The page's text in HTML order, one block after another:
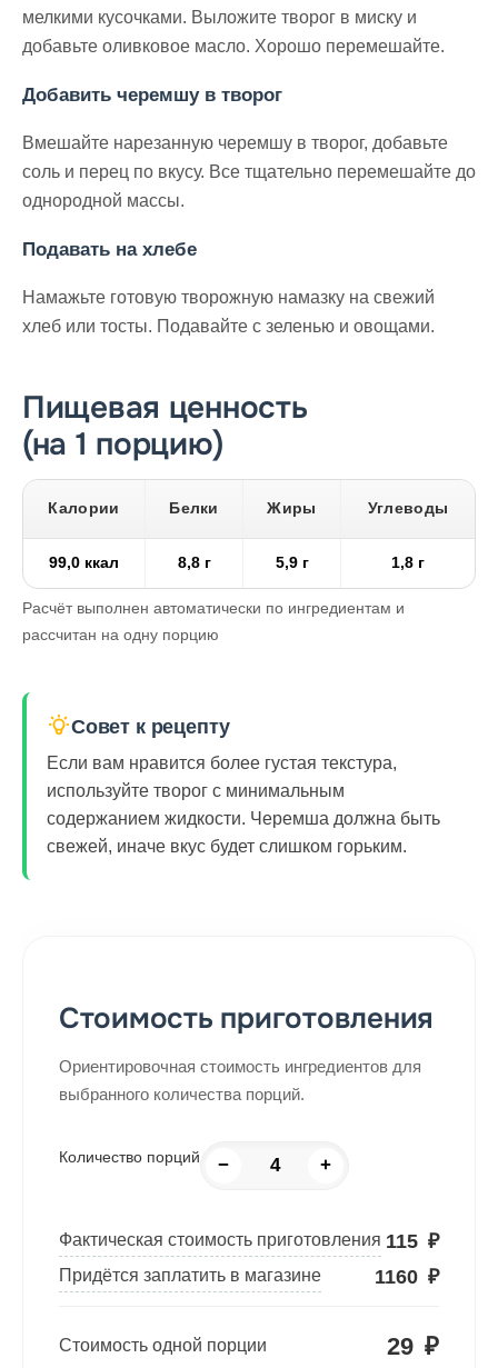
мелкими кусочками. Выложите творог в миску и
добавьте оливковое масло. Хорошо перемешайте.
Добавить черемшу в творог
Вмешайте нарезанную черемшу в творог, добавьте
соль и перец по вкусу. Все тщательно перемешайте до
однородной массы.
Подавать на хлебе
Намажьте готовую творожную намазку на свежий
хлеб или тосты. Подавайте с зеленью и овощами.
Пищевая ценность
(на 1 порцию)
Калории Белки Жиры Углеводы
99,0 ккал 8,8 г 5,9 г 1,8 г
Расчёт выполнен автоматически по ингредиентам и
рассчитан на одну порцию
Совет к рецепту
Если вам нравится более густая текстура,
используйте творог с минимальным
содержанием жидкости. Черемша должна быть
свежей, иначе вкус будет слишком горьким.
Стоимость приготовления
Ориентировочная стоимость ингредиентов для
выбранного количества порций.
Количество порций − +
Фактическая стоимость приготовления 115 ₽
Придётся заплатить в магазине 1160 ₽
Стоимость одной порции 29 ₽